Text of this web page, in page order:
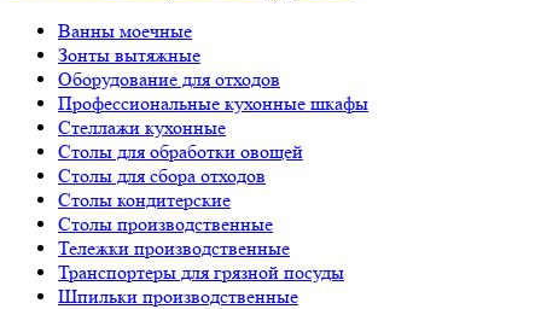
Ванны моечные
Зонты вытяжные
Оборудование для отходов
Профессиональные кухонные шкафы
Стеллажи кухонные
Столы для обработки овощей
Столы для сбора отходов
Столы кондитерские
Столы производственные
Тележки производственные
Транспортеры для грязной посуды
Шпильки производственные